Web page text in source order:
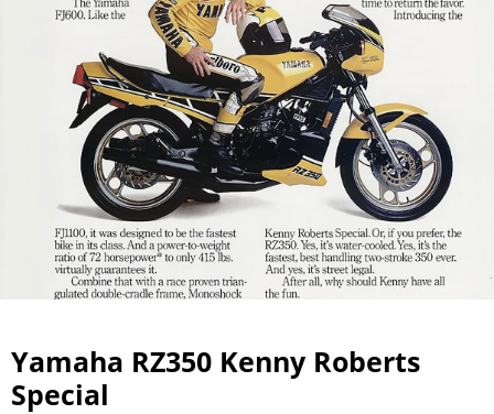
Yamaha RZ350 Kenny Roberts
Special